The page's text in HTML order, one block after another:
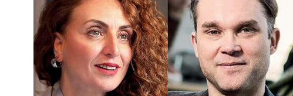
Prenumerera
Läs
Press